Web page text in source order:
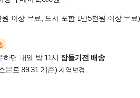
원 이상 무료, 도서 포함 1만5천원 이상 무료)
하면 내일 밤 11시 잠들기전 배송
문로 89-31 기준) 지역변경